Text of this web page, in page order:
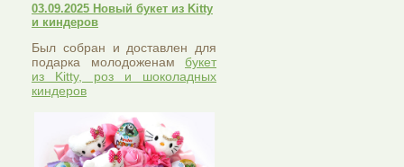
03.09.2025 Новый букет из Kitty
и киндеров
Был собран и доставлен для
подарка молодоженам букет
из Kitty, роз и шоколадных
киндеров